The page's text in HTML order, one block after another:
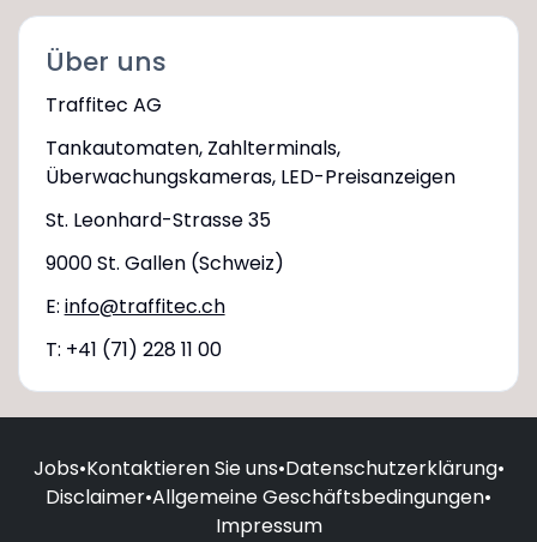
Über uns
Traffitec AG
Tankautomaten, Zahlterminals,
Überwachungskameras, LED-Preisanzeigen
St. Leonhard-Strasse 35
9000 St. Gallen (Schweiz)
E: info@traffitec.ch
T: +41 (71) 228 11 00
Jobs•Kontaktieren Sie uns•Datenschutzerklärung•
Disclaimer•Allgemeine Geschäftsbedingungen•
Impressum